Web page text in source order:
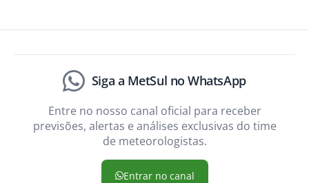
Siga a MetSul no WhatsApp
Entre no nosso canal oficial para receber
previsões, alertas e análises exclusivas do time
de meteorologistas.
Entrar no canal